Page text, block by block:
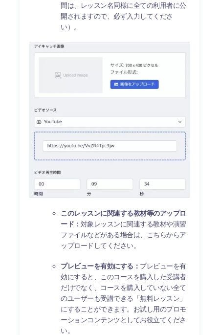
間は、レッスン名同様に全ての利用者に公
開されますので、必ず入力してくださ
い）。
このレッスンに関連する教材等のアップロ
ード： 対象レッスンに関連する教材や演習
ファイルなどがある場合は、こちらからア
ップロードしてください。
プレビューを有効にする： プレビューを有
効にすると、このコースを購入した受講者
だけでなく、コースを購入していない全て
のユーザーも受講できる「無料レッスン」
にすることができます。お試し用のプロモ
ーションコンテンツとしてお役立てくださ
い。